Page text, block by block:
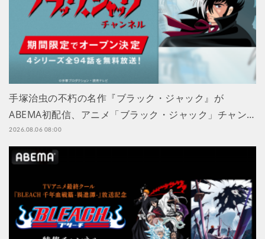
手塚治虫の不朽の名作『ブラック・ジャック』が
ABEMA初配信、アニメ「ブラック・ジャック」チャン…
2026.08.06 08:00